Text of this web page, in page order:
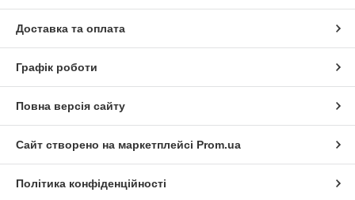
Доставка та оплата
Графік роботи
Повна версія сайту
Сайт створено на маркетплейсі Prom.ua
Політика конфіденційності